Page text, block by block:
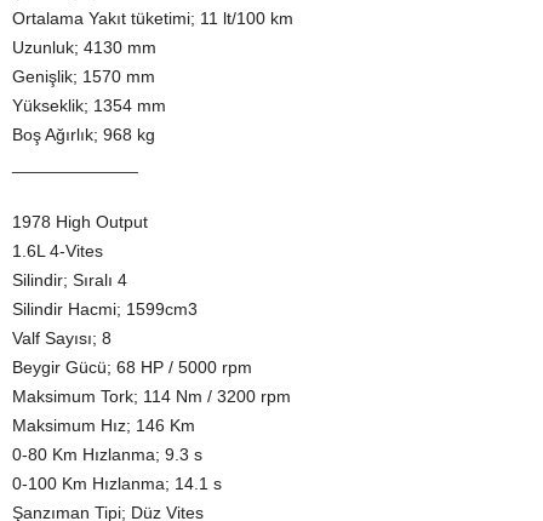
Ortalama Yakıt tüketimi; 11 lt/100 km
Uzunluk; 4130 mm
Genişlik; 1570 mm
Yükseklik; 1354 mm
Boş Ağırlık; 968 kg
1978 High Output
1.6L 4-Vites
Silindir; Sıralı 4
Silindir Hacmi; 1599cm3
Valf Sayısı; 8
Beygir Gücü; 68 HP / 5000 rpm
Maksimum Tork; 114 Nm / 3200 rpm
Maksimum Hız; 146 Km
0-80 Km Hızlanma; 9.3 s
0-100 Km Hızlanma; 14.1 s
Şanzıman Tipi; Düz Vites